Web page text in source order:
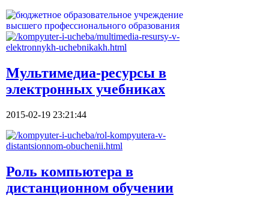
Мультимедиа-ресурсы в
электронных учебниках
2015-02-19 23:21:44
Роль компьютера в
дистанционном обучении